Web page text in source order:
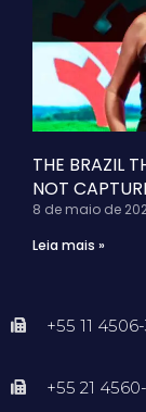
+55 11
+55 21
THE BRAZIL
NOT
8 de maio de
Leia mais »